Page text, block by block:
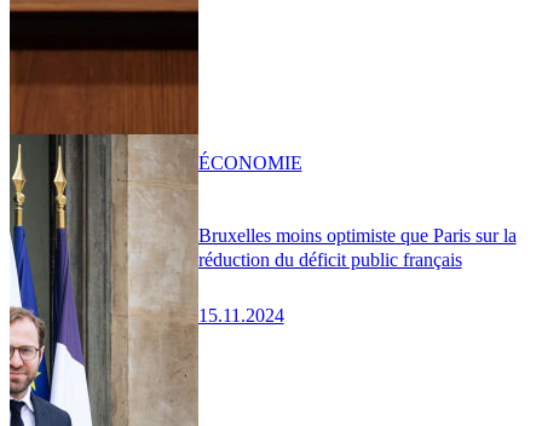
Bruxelles moins optimiste que Paris sur la
réduction du déficit public français
15.11.2024
ÉCONOMIE